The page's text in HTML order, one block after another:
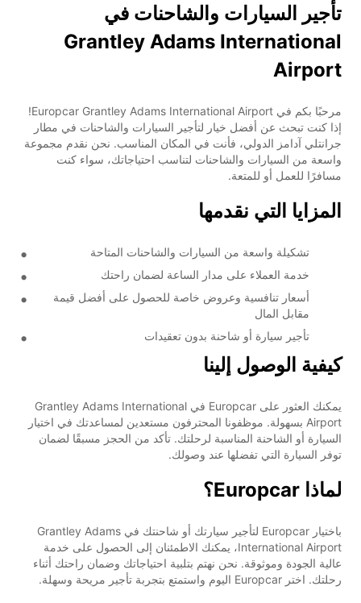
تأجير السيارات والشاحنات في
Grantley Adams International
Airport
مرحبًا بكم في Europcar Grantley Adams International Airport!
إذا كنت تبحث عن أفضل خيار لتأجير السيارات والشاحنات في مطار
جرانتلي آدامز الدولي، فأنت في المكان المناسب. نحن نقدم مجموعة
واسعة من السيارات والشاحنات لتناسب احتياجاتك، سواء كنت
مسافرًا للعمل أو للمتعة.
المزايا التي نقدمها
تشكيلة واسعة من السيارات والشاحنات المتاحة
خدمة العملاء على مدار الساعة لضمان راحتك
أسعار تنافسية وعروض خاصة للحصول على أفضل قيمة
مقابل المال
تأجير سيارة أو شاحنة بدون تعقيدات
كيفية الوصول إلينا
يمكنك العثور على Europcar في Grantley Adams International
Airport بسهولة. موظفونا المحترفون مستعدين لمساعدتك في اختيار
السيارة أو الشاحنة المناسبة لرحلتك. تأكد من الحجز مسبقًا لضمان
توفر السيارة التي تفضلها عند وصولك.
لماذا Europcar؟
باختيار Europcar لتأجير سيارتك أو شاحنتك في Grantley Adams
International Airport، يمكنك الاطمئنان إلى الحصول على خدمة
عالية الجودة وموثوقة. نحن نهتم بتلبية احتياجاتك وضمان راحتك أثناء
رحلتك. اختر Europcar اليوم واستمتع بتجربة تأجير مريحة وسهلة.